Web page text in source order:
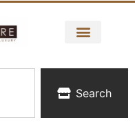
Search